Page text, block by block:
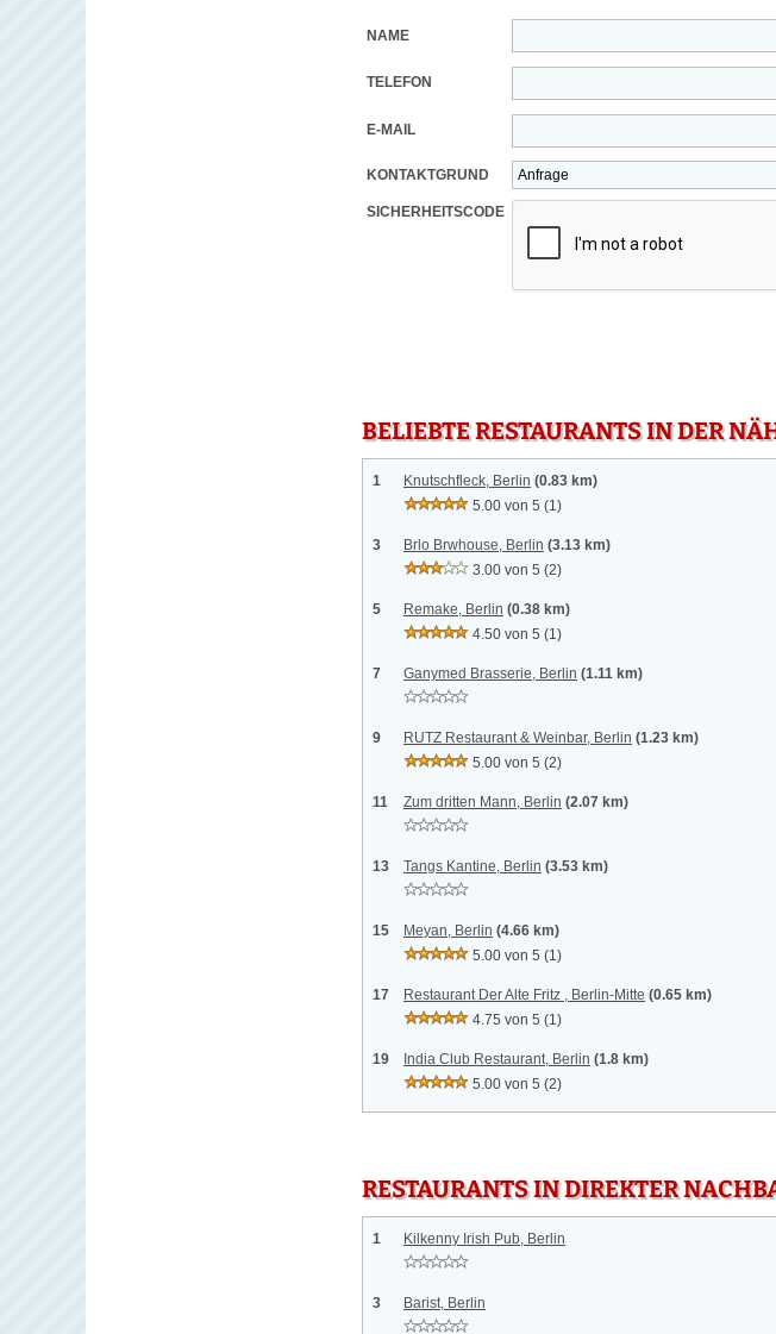
NAME
TELEFON
E-MAIL
KONTAKTGRUND
SICHERHEITSCODE
BELIEBTE RESTAURANTS IN DER
1 Knutschfleck, Berlin (0.83 km)
5.00 von 5 (1)
3 Brlo Brwhouse, Berlin (3.13 km)
3.00 von 5 (2)
5 Remake, Berlin (0.38 km)
4.50 von 5 (1)
7 Ganymed Brasserie, Berlin (1.11 km)
9 RUTZ Restaurant & Weinbar, Berlin (1.23 km)
5.00 von 5 (2)
11 Zum dritten Mann, Berlin (2.07 km)
13 Tangs Kantine, Berlin (3.53 km)
15 Meyan, Berlin (4.66 km)
5.00 von 5 (1)
17 Restaurant Der Alte Fritz , Berlin-Mitte (0.65 km)
4.75 von 5 (1)
19 India Club Restaurant, Berlin (1.8 km)
5.00 von 5 (2)
RESTAURANTS IN DIREKTER
1 Kilkenny Irish Pub, Berlin
3 Barist, Berlin